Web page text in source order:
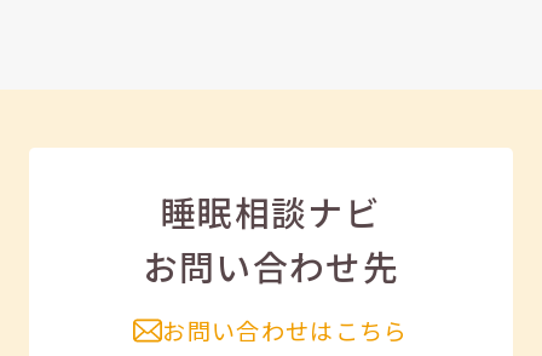
睡眠相談ナビ
お問い合わせ先
お問い合わせはこちら